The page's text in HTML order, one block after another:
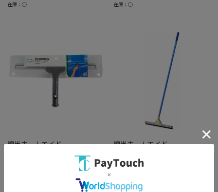
在庫：○
在庫：○
綿半ホームエイド
綿半ホームエイド
コンドルドライワイパー [1本]
バリエーション：なし